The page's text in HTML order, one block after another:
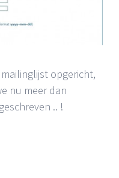
opgericht,
nu meer dan
.. !